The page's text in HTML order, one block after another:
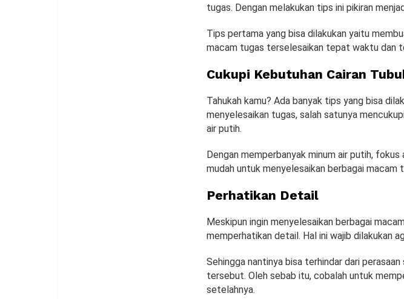
tugas. Dengan melakukan tips ini pikiran
Tips pertama yang bisa dilakukan yaitu
macam tugas terselesaikan tepat waktu dan
Cukupi Kebutuhan Cairan
Tahukah kamu? Ada banyak tips yang bisa
menyelesaikan tugas, salah satunya
air putih.
Dengan memperbanyak minum air putih,
mudah untuk menyelesaikan berbagai macam
Perhatikan Detail
Meskipun ingin menyelesaikan berbagai
memperhatikan detail. Hal ini wajib dilakukan
Sehingga nantinya bisa terhindar dari
tersebut. Oleh sebab itu, cobalah untuk
setelahnya.